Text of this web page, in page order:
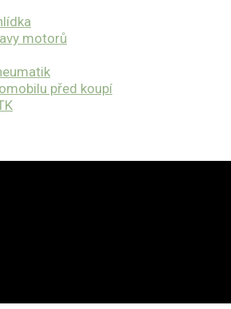
motorů
před koupí